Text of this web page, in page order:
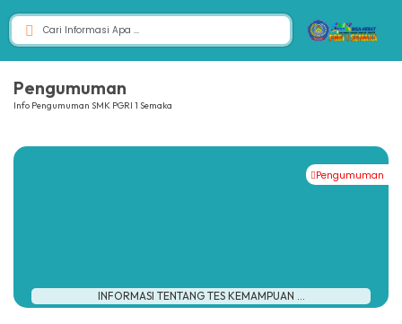
Pengumuman
Info Pengumuman SMK PGRI 1 Semaka
Pengumuman
INFORMASI TENTANG TES KEMAMPUAN ...